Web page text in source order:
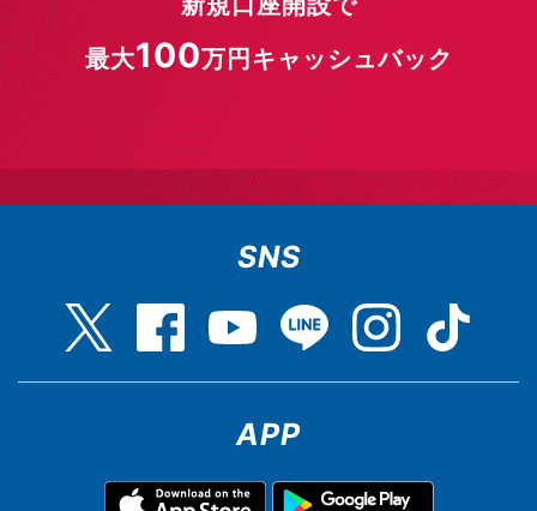
最大100万円キャッシュバック
SNS
APP